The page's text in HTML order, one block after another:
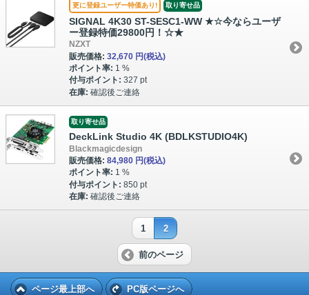
更に登録ユーザー特価あり! 取り寄せ品
SIGNAL 4K30 ST-SESC1-WW ★☆今ならユーザ
ー登録特価29800円！☆★
NZXT
販売価格: 32,670 円(税込)
ポイント率: 1 %
付与ポイント: 327 pt
在庫: 確認後ご連絡
取り寄せ品
DeckLink Studio 4K (BDLKSTUDIO4K)
Blackmagicdesign
販売価格: 84,980 円(税込)
ポイント率: 1 %
付与ポイント: 850 pt
在庫: 確認後ご連絡
1 2
前のページ
ページ最上部へ PC版ページへ